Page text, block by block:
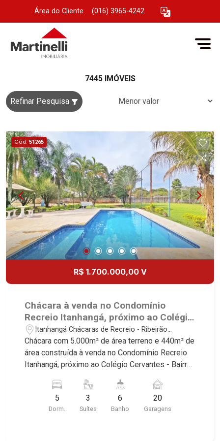
Área do Cliente (016) 3965-4242
7445 IMÓVEIS
Refinar Pesquisa
Cód. 51265
R$ 1.700.000,00 V
Chácara à venda no Condomínio
Recreio Itanhangá, próximo ao Colégio
Cervantes - Ribeirão Preto/SP.
Itanhangá Chácaras de Recreio - Ribeirão
Preto/SP
Chácara com 5.000m² de área terreno e 440m² de
área construída à venda no Condomínio Recreio
Itanhangá, próximo ao Colégio Cervantes - Bairro
Preto/SP. Conheça as características deste
imóvel que a Martinelli Imobiliária selecionou
para você: - 5.000m² de área terreno e 440m² de
5
Dorm.
3
Suítes
6
Banho
20
Garagens